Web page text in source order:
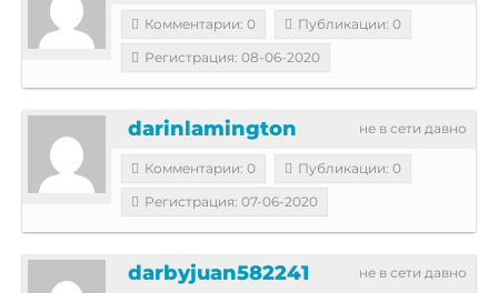
Комментарии: 0
Публикации: 0
Регистрация: 08-06-2020
не в сети давно
darinlamington
Комментарии: 0
Публикации: 0
Регистрация: 07-06-2020
не в сети давно
darbyjuan582241